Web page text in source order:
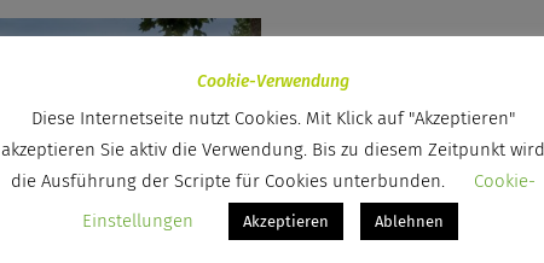
Cookie-Verwendung
Diese Internetseite nutzt Cookies. Mit Klick auf "Akzeptieren"
akzeptieren Sie aktiv die Verwendung. Bis zu diesem Zeitpunkt wird
die Ausführung der Scripte für Cookies unterbunden.
Cookie-
Einstellungen
Akzeptieren Ablehnen